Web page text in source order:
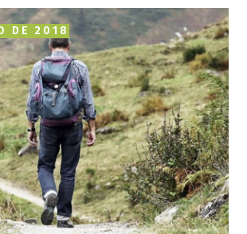
DE 2018